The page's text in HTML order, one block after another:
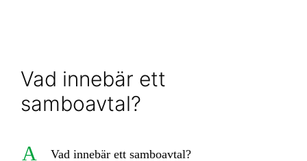
Vad innebär ett
samboavtal?
A Vad innebär ett samboavtal?